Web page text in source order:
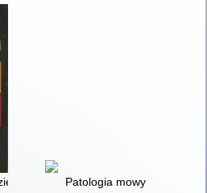
Patologia mowy